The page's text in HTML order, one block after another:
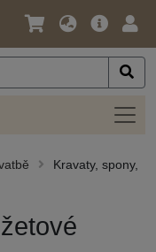
Jazyk
Měna
Hlavní
Kravaty, spony,